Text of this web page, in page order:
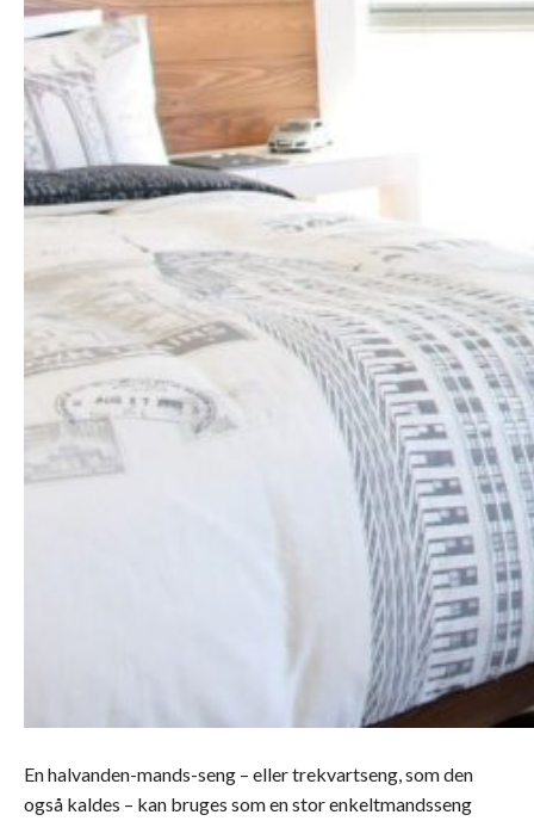
En halvanden-mands-seng – eller trekvartseng, som den
også kaldes – kan bruges som en stor enkeltmandsseng